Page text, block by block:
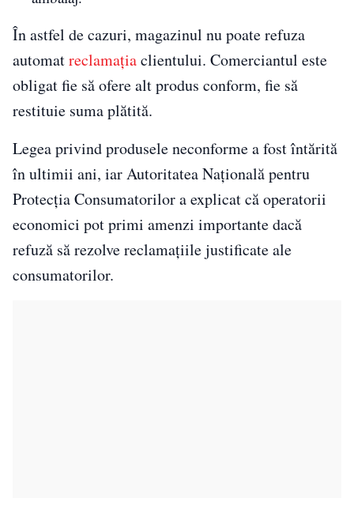
În astfel de cazuri, magazinul nu poate refuza
automatreclamațiaclientului. Comerciantul este
obligat fie să ofere alt produs conform, fie să
restituie suma plătită.
Legea privind produsele neconforme a fost întărită
în ultimii ani, iar Autoritatea Națională pentru
Protecția Consumatorilor a explicat că operatorii
economici pot primi amenzi importante dacă
refuză să rezolve reclamațiile justificate ale
consumatorilor.